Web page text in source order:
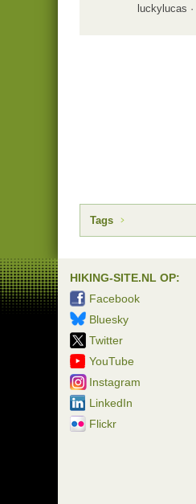
luckylucas
Tags
HIKING-SITE.NL OP:
Facebook
Bluesky
Twitter
YouTube
Instagram
LinkedIn
Flickr